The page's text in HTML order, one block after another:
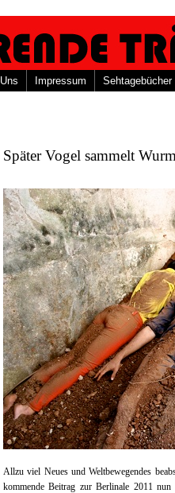
Impressum Sehtagebücher
Später Vogel sammelt
Allzu viel Neues und Weltbewegendes
kommende Beitrag zur Berlinale 2011